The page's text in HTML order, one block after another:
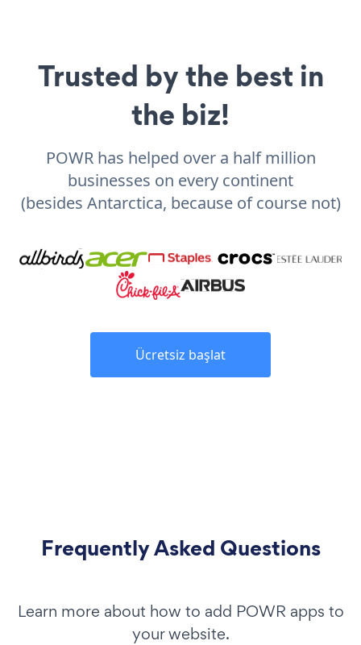
Trusted by the best in
the biz!
POWR has helped over a half million
businesses on every continent
(besides Antarctica, because of course not)
Ücretsiz başlat
Frequently Asked Questions
Learn more about how to add POWR apps to
your website.